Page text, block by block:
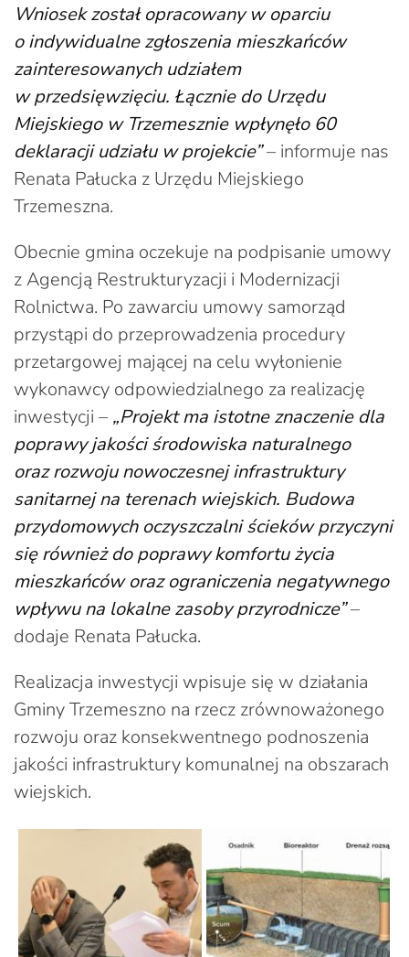
Wniosek został opracowany w oparciu
o indywidualne zgłoszenia mieszkańców
zainteresowanych udziałem
w przedsięwzięciu. Łącznie do Urzędu
Miejskiego w Trzemesznie wpłynęło 60
deklaracji udziału w projekcie”– informuje nas
Renata Pałucka z Urzędu Miejskiego
Trzemeszna.
Obecnie gmina oczekuje na podpisanie umowy
z Agencją Restrukturyzacji i Modernizacji
Rolnictwa. Po zawarciu umowy samorząd
przystąpi do przeprowadzenia procedury
przetargowej mającej na celu wyłonienie
wykonawcy odpowiedzialnego za realizację
inwestycji – „Projekt ma istotne znaczenie dla
poprawy jakości środowiska naturalnego
oraz rozwoju nowoczesnej infrastruktury
sanitarnej na terenach wiejskich. Budowa
przydomowych oczyszczalni ścieków przyczyni
się również do poprawy komfortu życia
mieszkańców oraz ograniczenia negatywnego
wpływu na lokalne zasoby przyrodnicze”–
dodaje Renata Pałucka.
Realizacja inwestycji wpisuje się w działania
Gminy Trzemeszno na rzecz zrównoważonego
rozwoju oraz konsekwentnego podnoszenia
jakości infrastruktury komunalnej na obszarach
wiejskich.